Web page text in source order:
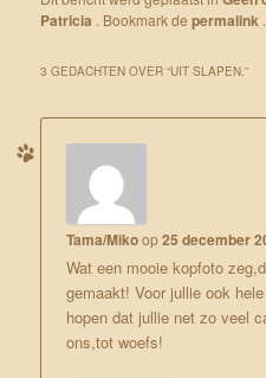
Patricia . Bookmark depermalink .
3 GEDACHTEN OVER “UIT SLAPEN.”
Tama/Mikoop25 december
Wat een mooie kopfoto
gemaakt! Voor jullie ook
hopen dat jullie net zo veel
ons,tot woefs!